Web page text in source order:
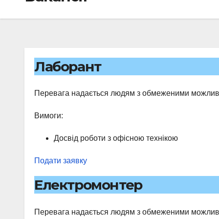
Лаборант
Перевага надається людям з обмеженими
Вимоги:
Досвід роботи з офісною технікою
Подати заявку
Eлектромонтер
Перевага надається людям з обмеженими